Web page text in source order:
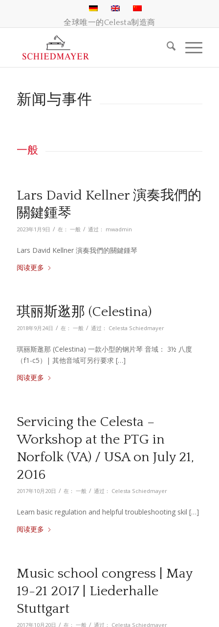
全球唯一的Celesta制造商
新闻与事件
一般
Lars David Kellner 演奏我們的
關鍵鍾琴
2023年1月9日 / 在： 一般 / 通过： mwadmin
Lars David Kellner 演奏我們的關鍵鍾琴
阅读更多
琪丽斯逖那 (Celestina)
2018年9月24日 / 在： 一般 / 通过： Celesta Schiedmayer
琪丽斯逖那 (Celestina) 一款小型的钢片琴 音域： 3½ 八度
（f1-c5）| 其他音域可另行要求 […]
阅读更多
Servicing the Celesta –
Workshop at the PTG in
Norfolk (VA) / USA on July 21,
2016
2017年10月20日 / 在： 一般 / 通过： Celesta Schiedmayer
Learn basic regulation and helpful troubleshooting skil […]
阅读更多
Music school congress | May
19-21 2017 | Liederhalle
Stuttgart
2017年10月20日 / 在： 一般 / 通过： Celesta Schiedmayer